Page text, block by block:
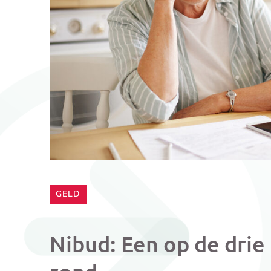
CATEGORIE:
GELD
Nibud: Een op de